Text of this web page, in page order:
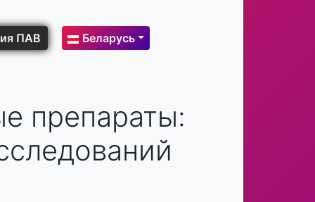
ПАВ Беларусь
препараты: